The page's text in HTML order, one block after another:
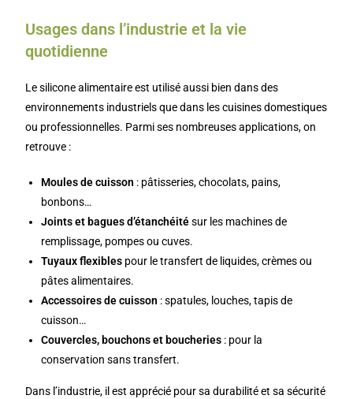
Usages dans l’industrie et la vie
quotidienne
Le silicone alimentaire est utilisé aussi bien dans des
environnements industriels que dans les cuisines domestiques
ou professionnelles. Parmi ses nombreuses applications, on
retrouve :
Moules de cuisson : pâtisseries, chocolats, pains,
bonbons…
Joints et bagues d’étanchéitésur les machines de
remplissage, pompes ou cuves.
Tuyaux flexibles pour le transfert de liquides, crèmes ou
pâtes alimentaires.
Accessoires de cuisson : spatules, louches, tapis de
cuisson…
Couvercles, bouchons et boucheries : pour la
conservation sans transfert.
Dans l’industrie, il est apprécié pour sa durabilité et sa sécurité